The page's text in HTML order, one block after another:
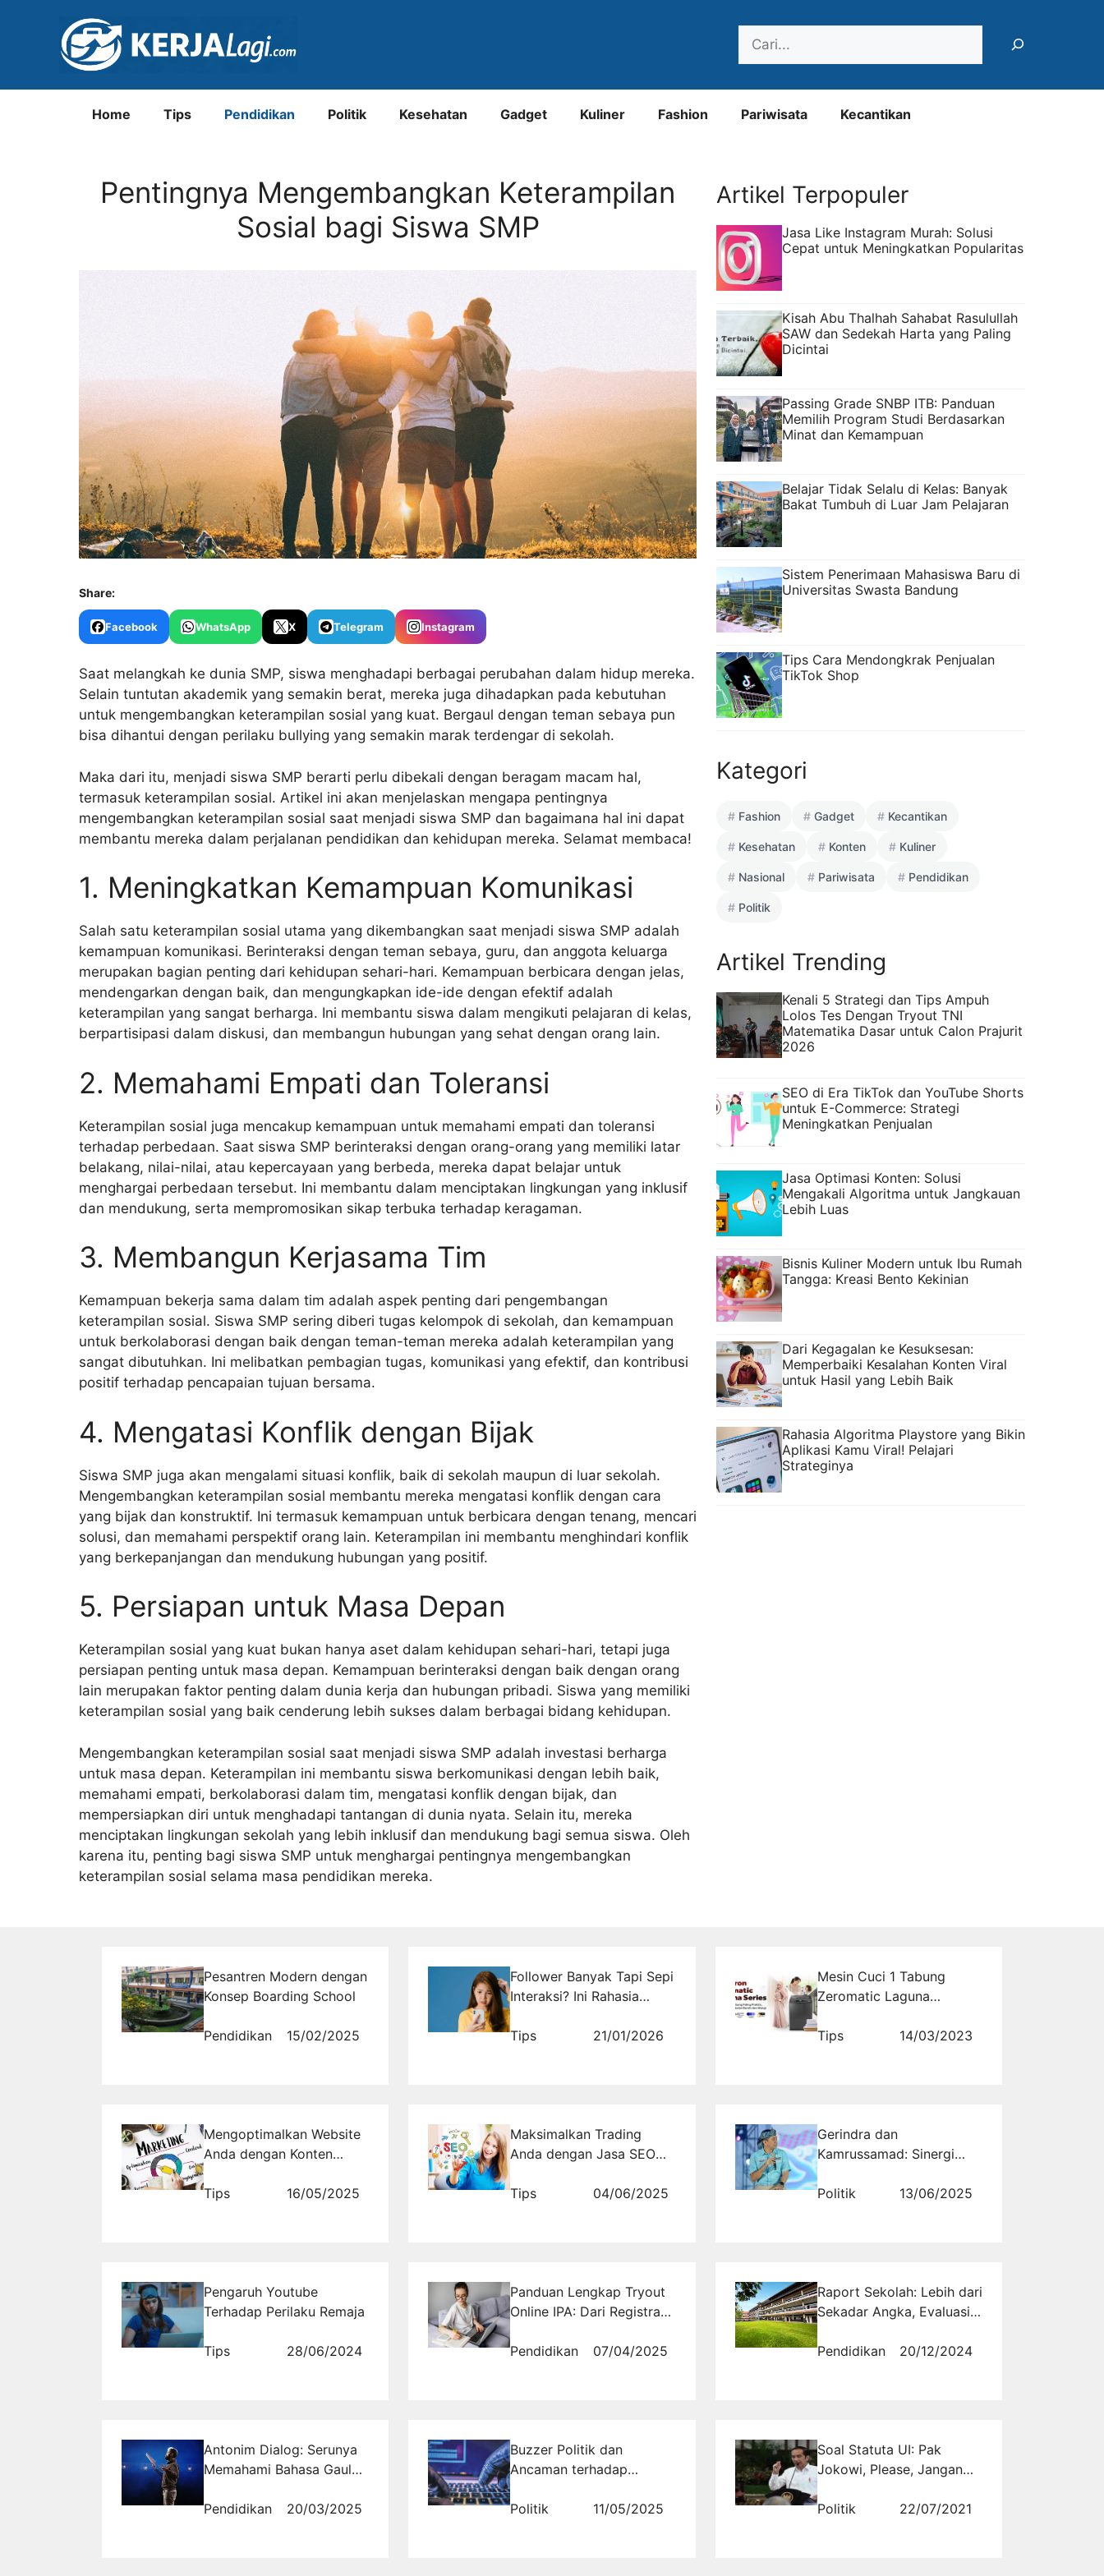
Home Tips Pendidikan Politik Kesehatan Gadget Kuliner Fashion Pariwisata Kecantikan
Pentingnya Mengembangkan Keterampilan
Sosial bagi Siswa SMP
Share:
Facebook WhatsApp X Telegram Instagram
Saat melangkah ke dunia SMP, siswa menghadapi berbagai perubahan dalam hidup mereka.
Selain tuntutan akademik yang semakin berat, mereka juga dihadapkan pada kebutuhan
untuk mengembangkan keterampilan sosial yang kuat. Bergaul dengan teman sebaya pun
bisa dihantui dengan perilaku bullying yang semakin marak terdengar di sekolah.
Maka dari itu, menjadi siswa SMP berarti perlu dibekali dengan beragam macam hal,
termasuk keterampilan sosial. Artikel ini akan menjelaskan mengapa pentingnya
mengembangkan keterampilan sosial saat menjadi siswa SMP dan bagaimana hal ini dapat
membantu mereka dalam perjalanan pendidikan dan kehidupan mereka. Selamat membaca!
1. Meningkatkan Kemampuan Komunikasi
Salah satu keterampilan sosial utama yang dikembangkan saat menjadi siswa SMP adalah
kemampuan komunikasi. Berinteraksi dengan teman sebaya, guru, dan anggota keluarga
merupakan bagian penting dari kehidupan sehari-hari. Kemampuan berbicara dengan jelas,
mendengarkan dengan baik, dan mengungkapkan ide-ide dengan efektif adalah
keterampilan yang sangat berharga. Ini membantu siswa dalam mengikuti pelajaran di kelas,
berpartisipasi dalam diskusi, dan membangun hubungan yang sehat dengan orang lain.
2. Memahami Empati dan Toleransi
Keterampilan sosial juga mencakup kemampuan untuk memahami empati dan toleransi
terhadap perbedaan. Saat siswa SMP berinteraksi dengan orang-orang yang memiliki latar
belakang, nilai-nilai, atau kepercayaan yang berbeda, mereka dapat belajar untuk
menghargai perbedaan tersebut. Ini membantu dalam menciptakan lingkungan yang inklusif
dan mendukung, serta mempromosikan sikap terbuka terhadap keragaman.
3. Membangun Kerjasama Tim
Kemampuan bekerja sama dalam tim adalah aspek penting dari pengembangan
keterampilan sosial. Siswa SMP sering diberi tugas kelompok di sekolah, dan kemampuan
untuk berkolaborasi dengan baik dengan teman-teman mereka adalah keterampilan yang
sangat dibutuhkan. Ini melibatkan pembagian tugas, komunikasi yang efektif, dan kontribusi
positif terhadap pencapaian tujuan bersama.
4. Mengatasi Konflik dengan Bijak
Siswa SMP juga akan mengalami situasi konflik, baik di sekolah maupun di luar sekolah.
Mengembangkan keterampilan sosial membantu mereka mengatasi konflik dengan cara
yang bijak dan konstruktif. Ini termasuk kemampuan untuk berbicara dengan tenang, mencari
solusi, dan memahami perspektif orang lain. Keterampilan ini membantu menghindari konflik
yang berkepanjangan dan mendukung hubungan yang positif.
5. Persiapan untuk Masa Depan
Keterampilan sosial yang kuat bukan hanya aset dalam kehidupan sehari-hari, tetapi juga
persiapan penting untuk masa depan. Kemampuan berinteraksi dengan baik dengan orang
lain merupakan faktor penting dalam dunia kerja dan hubungan pribadi. Siswa yang memiliki
keterampilan sosial yang baik cenderung lebih sukses dalam berbagai bidang kehidupan.
Mengembangkan keterampilan sosial saat menjadi siswa SMP adalah investasi berharga
untuk masa depan. Keterampilan ini membantu siswa berkomunikasi dengan lebih baik,
memahami empati, berkolaborasi dalam tim, mengatasi konflik dengan bijak, dan
mempersiapkan diri untuk menghadapi tantangan di dunia nyata. Selain itu, mereka
menciptakan lingkungan sekolah yang lebih inklusif dan mendukung bagi semua siswa. Oleh
karena itu, penting bagi siswa SMP untuk menghargai pentingnya mengembangkan
keterampilan sosial selama masa pendidikan mereka.
Artikel Terpopuler
Jasa Like Instagram Murah: Solusi
Cepat untuk Meningkatkan Popularitas
Kisah Abu Thalhah Sahabat Rasulullah
SAW dan Sedekah Harta yang Paling
Dicintai
Passing Grade SNBP ITB: Panduan
Memilih Program Studi Berdasarkan
Minat dan Kemampuan
Belajar Tidak Selalu di Kelas: Banyak
Bakat Tumbuh di Luar Jam Pelajaran
Sistem Penerimaan Mahasiswa Baru di
Universitas Swasta Bandung
Tips Cara Mendongkrak Penjualan
TikTok Shop
Kategori
Fashion Gadget Kecantikan
Kesehatan Konten Kuliner
Nasional Pariwisata Pendidikan
Politik
Artikel Trending
Kenali 5 Strategi dan Tips Ampuh
Lolos Tes Dengan Tryout TNI
Matematika Dasar untuk Calon Prajurit
2026
SEO di Era TikTok dan YouTube Shorts
untuk E-Commerce: Strategi
Meningkatkan Penjualan
Jasa Optimasi Konten: Solusi
Mengakali Algoritma untuk Jangkauan
Lebih Luas
Bisnis Kuliner Modern untuk Ibu Rumah
Tangga: Kreasi Bento Kekinian
Dari Kegagalan ke Kesuksesan:
Memperbaiki Kesalahan Konten Viral
untuk Hasil yang Lebih Baik
Rahasia Algoritma Playstore yang Bikin
Aplikasi Kamu Viral! Pelajari
Strateginya
Pesantren Modern dengan
Konsep Boarding School
Pendidikan 15/02/2025
Follower Banyak Tapi Sepi
Interaksi? Ini Rahasia
Bikin Akun Hidup Lagi!
Tips 21/01/2026
Mesin Cuci 1 Tabung
Zeromatic Laguna
Perawat Pakaian Ibu
Pintar
Tips 14/03/2023
Mengoptimalkan Website
Anda dengan Konten
Tips
16/05/2025
Maksimalkan Trading
Anda dengan Jasa SEO
Tips
04/06/2025
Gerindra dan
Kamrussamad: Sinergi
untuk Masyarakat Kecil
dan Dunia Usaha di Jabar
Politik 13/06/2025
Pengaruh Youtube
Terhadap Perilaku Remaja
Tips 28/06/2024
Panduan Lengkap Tryout
Online IPA: Dari Registrasi
Pendidikan
07/04/2025
Raport Sekolah: Lebih dari
Sekadar Angka, Evaluasi
untuk Masa Depan
Pendidikan
20/12/2024
Antonim Dialog: Serunya
Memahami Bahasa Gaul
Pendidikan
20/03/2025
Buzzer Politik dan
Ancaman terhadap
Politik
11/05/2025
Soal Statuta UI: Pak
Jokowi, Please, Jangan
Bikin Kegaduhan Baru
Politik
22/07/2021